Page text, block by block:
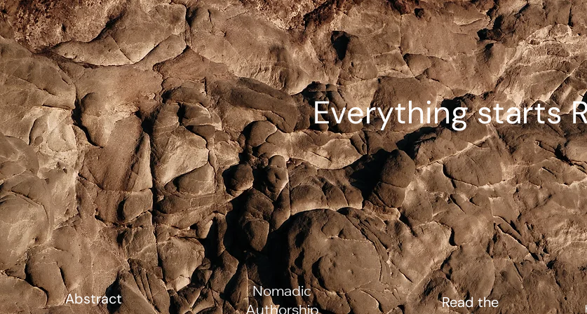
Everything starts
Abstract
Nomadic
Read the